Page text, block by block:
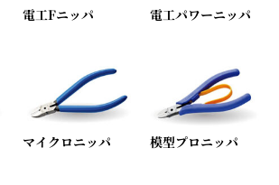
電工Fニッパ 電工パワーニッパ
マイクロニッパ 模型プロニッパ